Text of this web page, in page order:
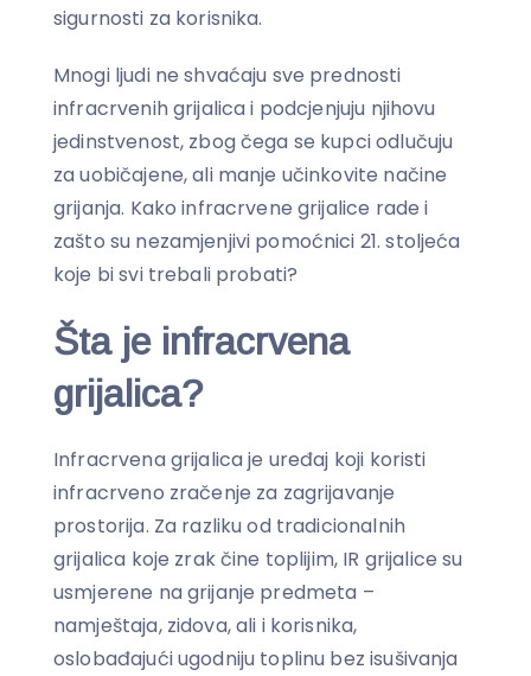
sigurnosti za korisnika.
Mnogi ljudi ne shvaćaju sve prednosti
infracrvenih grijalica i podcjenjuju njihovu
jedinstvenost, zbog čega se kupci odlučuju
za uobičajene, ali manje učinkovite načine
grijanja. Kako infracrvene grijalice rade i
zašto su nezamjenjivi pomoćnici 21. stoljeća
koje bi svi trebali probati?
Šta je infracrvena
grijalica?
Infracrvena grijalica je uređaj koji koristi
infracrveno zračenje za zagrijavanje
prostorija. Za razliku od tradicionalnih
grijalica koje zrak čine toplijim, IR grijalice su
usmjerene na grijanje predmeta –
namještaja, zidova, ali i korisnika,
oslobađajući ugodniju toplinu bez isušivanja